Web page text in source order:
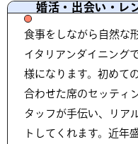
婚活・出会い・レ
食事をしながら自然な
イタリアンダイニング
様になります。初めて
合わせた席のセッティ
タッフが手伝い、リア
トしてくれます。近年